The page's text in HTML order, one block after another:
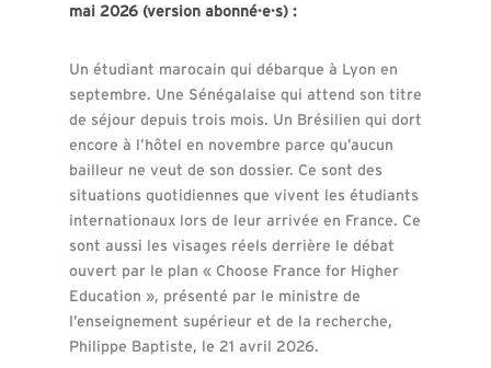
mai 2026 (version abonné·e·s) :
Un étudiant marocain qui débarque à Lyon en
septembre. Une Sénégalaise qui attend son titre
de séjour depuis trois mois. Un Brésilien qui dort
encore à l’hôtel en novembre parce qu’aucun
bailleur ne veut de son dossier. Ce sont des
situations quotidiennes que vivent les étudiants
internationaux lors de leur arrivée en France. Ce
sont aussi les visages réels derrière le débat
ouvert par le plan « Choose France for Higher
Education », présenté par le ministre de
l’enseignement supérieur et de la recherche,
Philippe Baptiste, le 21 avril 2026.